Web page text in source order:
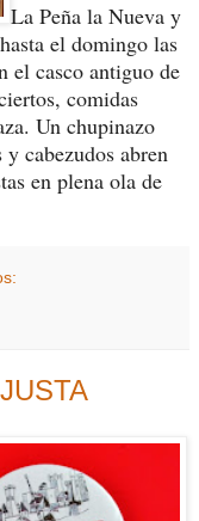
La Peña la Nueva y
el domingo las
el casco antiguo de
comidas
Un chupinazo
cabezudos abren
en plena ola de